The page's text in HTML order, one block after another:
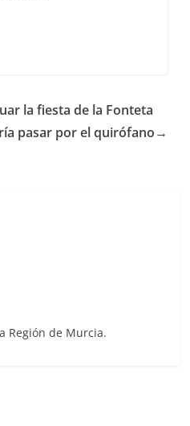
la fiesta de la Fonteta
pasar por el quirófano→
Región de Murcia.